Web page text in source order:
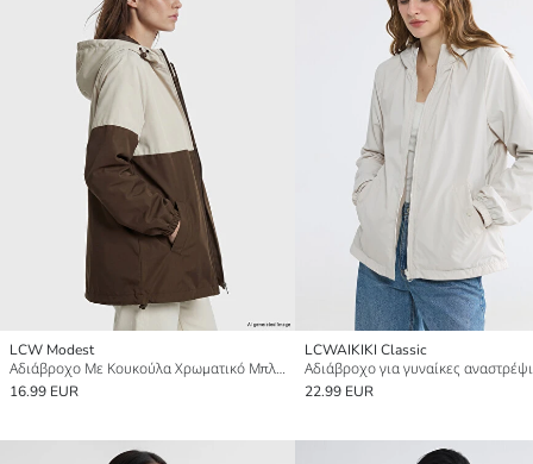
LCW Modest
Αδιάβροχο Με Κουκούλα Χρωματικό Μπλοκ για γυναίκες
16.99 EUR
LCWAIKIKI Classic
22.99 EUR